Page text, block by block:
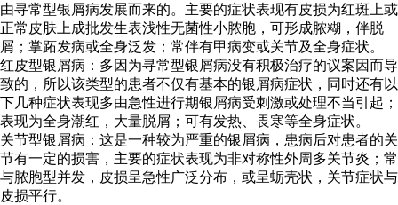
由寻常型银屑病发展而来的。主要的症状表现有皮损为红斑上或
正常皮肤上成批发生表浅性无菌性小脓胞，可形成脓糊，伴脱
屑；掌跖发病或全身泛发；常伴有甲病变或关节及全身症状。
红皮型银屑病：多因为寻常型银屑病没有积极治疗的议案因而导
致的，所以该类型的患者不仅有基本的银屑病症状，同时还有以
下几种症状表现多由急性进行期银屑病受刺激或处理不当引起；
表现为全身潮红，大量脱屑；可有发热、畏寒等全身症状。
关节型银屑病：这是一种较为严重的银屑病，患病后对患者的关
节有一定的损害，主要的症状表现为非对称性外周多关节炎；常
与脓胞型并发，皮损呈急性广泛分布，或呈蛎壳状，关节症状与
皮损平行。